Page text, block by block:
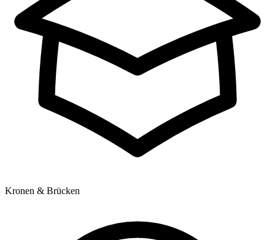
Kronen & Brücken